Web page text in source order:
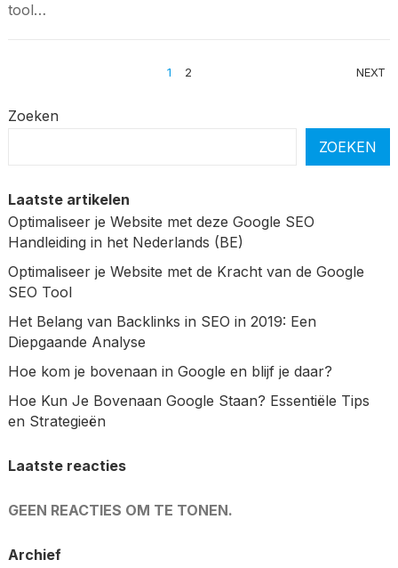
tool…
1 2 NEXT
Zoeken
ZOEKEN
Laatste artikelen
Optimaliseer je Website met deze Google SEO
Handleiding in het Nederlands (BE)
Optimaliseer je Website met de Kracht van de Google
SEO Tool
Het Belang van Backlinks in SEO in 2019: Een
Diepgaande Analyse
Hoe kom je bovenaan in Google en blijf je daar?
Hoe Kun Je Bovenaan Google Staan? Essentiële Tips
en Strategieën
Laatste reacties
GEEN REACTIES OM TE TONEN.
Archief